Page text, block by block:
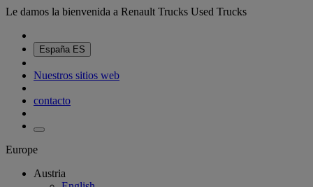
Le damos la bienvenida a Renault Trucks Used Trucks
España ES
Nuestros sitios web
contacto
Europe
Austria